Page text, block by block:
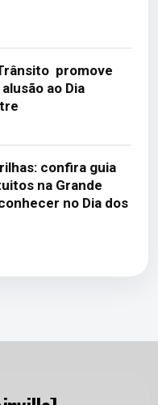
promove
ao Dia
confira guia
na Grande
no Dia dos